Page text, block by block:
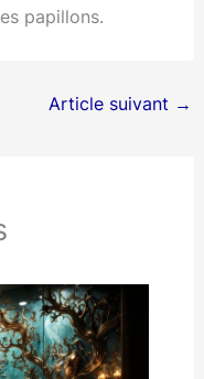
papillons.
Article suivant →